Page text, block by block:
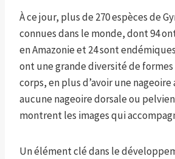
À ce jour, plus de 270 espèces de
connues dans le monde, dont 94
en Amazonie et 24 sont
ont une grande diversité de
corps, en plus d’avoir une
aucune nageoire dorsale ou
montrent les images qui
Un élément clé dans le